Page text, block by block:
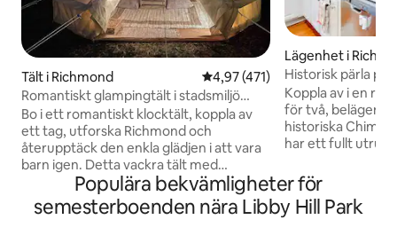
Tält i Richmond 4,97 av 5 i genomsnittligt
4,97 (471)
Romantiskt glampingtält i stadsmiljö
med luftkonditionering och bubbelpool
Bo i ett romantiskt klocktält, koppla av
ett tag, utforska Richmond och
återupptäck den enkla glädjen i att vara
barn igen. Detta vackra tält med
luftkonditionering ligger inbäddat i ett
lugnt område i hjärtat av Richmond och
erbjuder en oförglömlig
Lägenhet i
Historisk pärla på
Gångavstånd till
Koppla av i en
för två, belägen
historiska
har ett fullt
dubbelsäng (160
tvättstuga. Lägenheten ligger i ett lugnt
grannskap och
Populära bekvämligheter för
semesterboenden nära Libby Hill Park